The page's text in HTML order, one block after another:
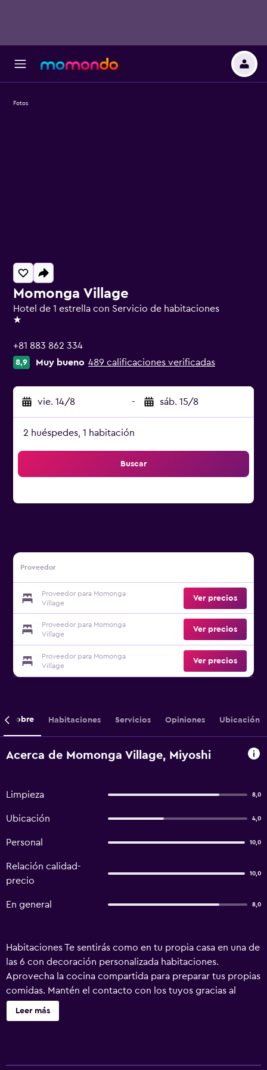
Momonga Village
Hotel de 1 estrella con Servicio de habitaciones
1 estrella
+81 883 862 334
8,9 Muy bueno 489 calificaciones verificadas
vie. 14/8 - sáb. 15/8
2 huéspedes, 1 habitación
Buscar
Proveedor
Proveedor para Momonga
Village
Ver precios
Proveedor para Momonga
Village
Ver precios
Proveedor para Momonga
Village
Ver precios
Fotos
Sobre Habitaciones Servicios Opiniones Ubicación
Acerca de Momonga Village, Miyoshi
Limpieza 8,0
Ubicación 4,0
Personal 10,0
Relación calidad-
precio
10,0
En general 8,0
Habitaciones Te sentirás como en tu propia casa en una de
las 6 con decoración personalizada habitaciones.
Aprovecha la cocina compartida para preparar tus propias
comidas. Mantén el contacto con los tuyos gracias al
acceso a internet por wifi de cortesía. El cuarto de baño
dispone de bañera con ducha y pantuflas. Servicios Con
Leer más